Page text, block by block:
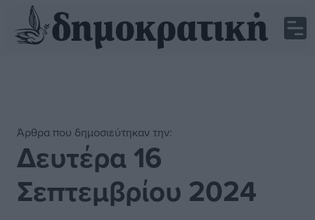
Άρθρα που δημοσιεύτηκαν την:
Δευτέρα 16
Σεπτεμβρίου 2024